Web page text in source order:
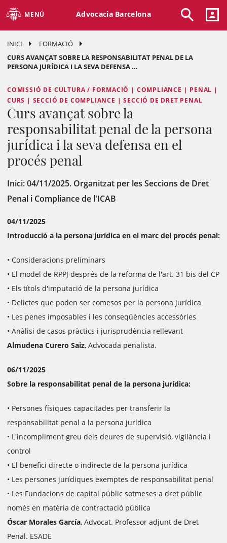
MENÚ Advocacia Barcelona
INICI
FORMACIÓ
CURS AVANÇAT SOBRE LA RESPONSABILITAT PENAL DE LA
PERSONA JURÍDICA I LA SEVA DEFENSA ...
COMISSIÓ DE CULTURA / FORMACIÓ | COMPLIANCE | PENAL |
CURS | SECCIÓ DE COMPLIANCE | SECCIÓ DE DRET PENAL
Curs avançat sobre la
responsabilitat penal de la persona
jurídica i la seva defensa en el
procés penal
Inici: 04/11/2025. Organitzat per les Seccions de Dret
Penal i Compliance de l'ICAB
04/11/2025
Introducció a la persona jurídica en el marc del procés penal:
• Consideracions preliminars
• El model de RPPJ després de la reforma de l'art. 31 bis del CP
• Els títols d'imputació de la persona jurídica
• Delictes que poden ser comesos per la persona jurídica
• Les penes imposables i les conseqüències accessòries
• Anàlisi de casos pràctics i jurisprudència rellevant
Almudena Curero Saiz, Advocada penalista.
06/11/2025
Sobre la responsabilitat penal de la persona jurídica:
• Persones físiques capacitades per transferir la
responsabilitat penal a la persona jurídica
• L'incompliment greu dels deures de supervisió, vigilància i
control
• El benefici directe o indirecte de la persona jurídica
• Les persones jurídiques exemptes de responsabilitat penal
• Les Fundacions de capital públic sotmeses a dret públic
només en matèria de contractació pública
Óscar Morales García, Advocat. Professor adjunt de Dret
Penal. ESADE